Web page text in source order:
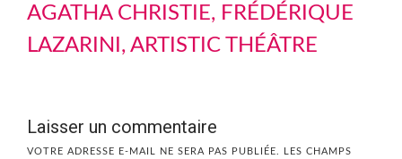
AGATHA CHRISTIE, FRÉDÉRIQUE
LAZARINI, ARTISTIC THÉÂTRE
Laisser un commentaire
VOTRE ADRESSE E-MAIL NE SERA PAS PUBLIÉE.
LES CHAMPS